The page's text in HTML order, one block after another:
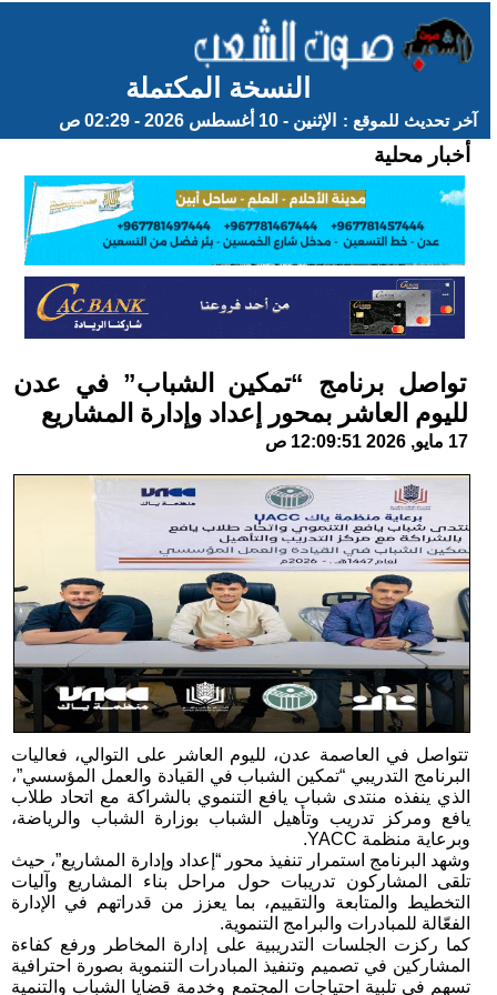
النسخة المكتملة
آخر تحديث للموقع : الإثنين - 10 أغسطس 2026 - 02:29 ص
أخبار محلية
تواصل برنامج “تمكين الشباب” في عدن
لليوم العاشر بمحور إعداد وإدارة المشاريع
17 مايو, 2026 12:09:51 ص
تتواصل في العاصمة عدن، لليوم العاشر على التوالي، فعاليات
البرنامج التدريبي “تمكين الشباب في القيادة والعمل المؤسسي”،
الذي ينفذه منتدى شباب يافع التنموي بالشراكة مع اتحاد طلاب
يافع ومركز تدريب وتأهيل الشباب بوزارة الشباب والرياضة،
وبرعاية منظمة YACC.
وشهد البرنامج استمرار تنفيذ محور “إعداد وإدارة المشاريع”، حيث
تلقى المشاركون تدريبات حول مراحل بناء المشاريع وآليات
التخطيط والمتابعة والتقييم، بما يعزز من قدراتهم في الإدارة
الفعّالة للمبادرات والبرامج التنموية.
كما ركزت الجلسات التدريبية على إدارة المخاطر ورفع كفاءة
المشاركين في تصميم وتنفيذ المبادرات التنموية بصورة احترافية
تسهم في تلبية احتياجات المجتمع وخدمة قضايا الشباب والتنمية